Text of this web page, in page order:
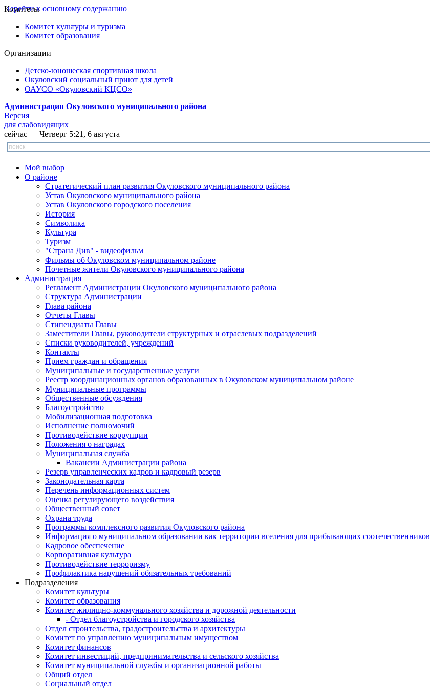
Перейти к основному содержанию
Комитеты
Комитет культуры и туризма
Комитет образования
Организации
Детско-юношеская спортивная школа
Окуловский социальный приют для детей
ОАУСО «Окуловский КЦСО»
Администрация Окуловского муниципального района
Версия
для слабовидящих
сейчас — Четверг 5:21, 6 августа
Мой выбор
О районе
Стратегический план развития Окуловского муниципального района
Устав Окуловского муниципального района
Устав Окуловского городского поселения
История
Символика
Культура
Туризм
"Страна Див" - видеофильм
Фильмы об Окуловском муниципальном районе
Почетные жители Окуловского муниципального района
Администрация
Регламент Администрации Окуловского муниципального района
Структура Администрации
Глава района
Отчеты Главы
Стипендиаты Главы
Заместители Главы, руководители структурных и отраслевых подразделений
Списки руководителей, учреждений
Контакты
Прием граждан и обращения
Муниципальные и государственные услуги
Реестр координационных органов образованных в Окуловском муниципальном районе
Муниципальные программы
Общественные обсуждения
Благоустройство
Мобилизационная подготовка
Исполнение полномочий
Противодействие коррупции
Положения о наградах
Муниципальная служба
Вакансии Администрации района
Резерв управленческих кадров и кадровый резерв
Законодательная карта
Перечень информационных систем
Оценка регулирующего воздействия
Общественный совет
Охрана труда
Программы комплексного развития Окуловского района
Информация о муниципальном образовании как территории вселения для прибывающих соотечественников
Кадровое обеспечение
Корпоративная культура
Противодействие терроризму
Профилактика нарушений обязательных требований
Подразделения
Комитет культуры
Комитет образования
Комитет жилищно-коммунального хозяйства и дорожной деятельности
- Отдел благоустройства и городского хозяйства
Отдел строительства, градостроительства и архитектуры
Комитет по управлению муниципальным имуществом
Комитет финансов
Комитет инвестиций, предпринимательства и сельского хозяйства
Комитет муниципальной службы и организационной работы
Общий отдел
Социальный отдел